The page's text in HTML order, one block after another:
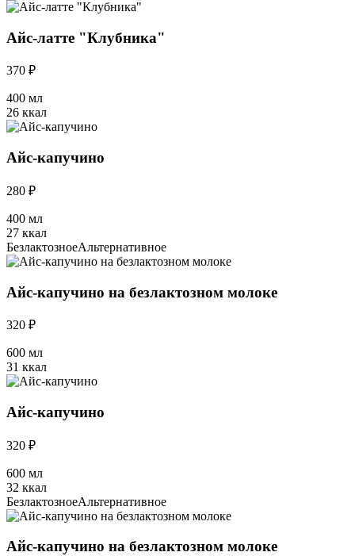
Айс-латте "Клубника"
370 ₽
400 мл
26 ккал
Айс-капучино
280 ₽
400 мл
27 ккал
БезлактозноеАльтернативное
Айс-капучино на безлактозном молоке
320 ₽
600 мл
31 ккал
Айс-капучино
320 ₽
600 мл
32 ккал
БезлактозноеАльтернативное
Айс-капучино на безлактозном молоке